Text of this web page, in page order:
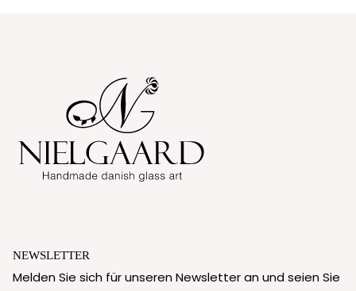
NEWSLETTER
Melden Sie sich für unseren Newsletter an und seien Sie